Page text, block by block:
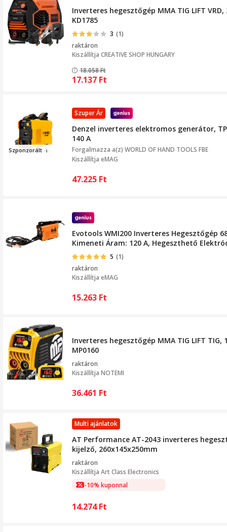
Inverteres hegesztőgép MMA TIG LIFT
KD1785
3 (1)
raktáron
Kiszállítja CREATIVE SHOP HUNGARY
18.058Ft
17.137 Ft
Szponzorált
Szuper Ár
Denzel inverteres elektromos generátor,
140 A
Forgalmazza a(z) WORLD OF HAND TOOLS FBE
Kiszállítja eMAG
47.225 Ft
Evotools WMI200 Inverteres Hegesztőgép
Kimeneti Áram: 120 A, Hegeszthető
5 (1)
raktáron
Kiszállítja eMAG
15.263 Ft
Inverteres hegesztőgép MMA TIG LIFT TIG,
MP0160
raktáron
Kiszállítja NOTEMI
36.461 Ft
Multi ajánlatok
AT Performance AT-2043 inverteres
kijelző, 260x145x250mm
raktáron
Kiszállítja Art Class Electronics
-10% kuponnal
14.274Ft